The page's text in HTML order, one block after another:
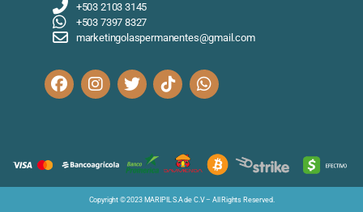
+503 2103 3145
+503 7397 8327
marketingolaspermanentes@gmail.com
Copyright © 2023 MARIPIL S.A de C.V – All Rights Reserved.